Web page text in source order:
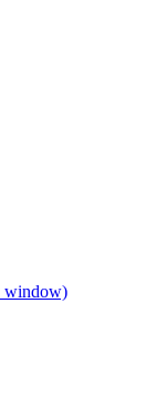
window)